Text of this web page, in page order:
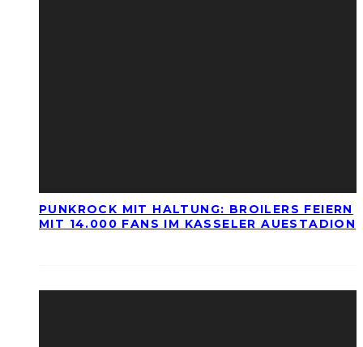
PUNKROCK MIT HALTUNG: BROILERS FEIERN
MIT 14.000 FANS IM KASSELER AUESTADION